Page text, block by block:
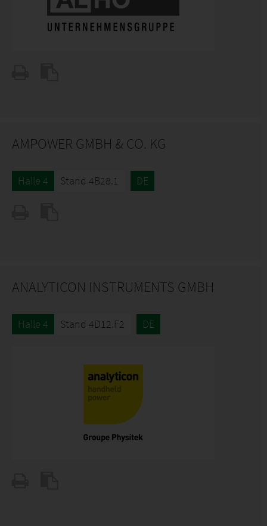
AMPOWER GMBH & CO. KG
Halle 4 Stand 4B28.1 DE
ANALYTICON INSTRUMENTS GMBH
Halle 4 Stand 4D12.F2 DE